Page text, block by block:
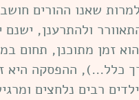
שאנו ההורים
ולהתרענן, ישנם
זמן מתוכנן, תחום
כלל...), ההפסקה היא
רבים נלחצים